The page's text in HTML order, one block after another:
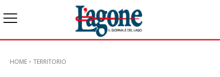
HOME TERRITORIO